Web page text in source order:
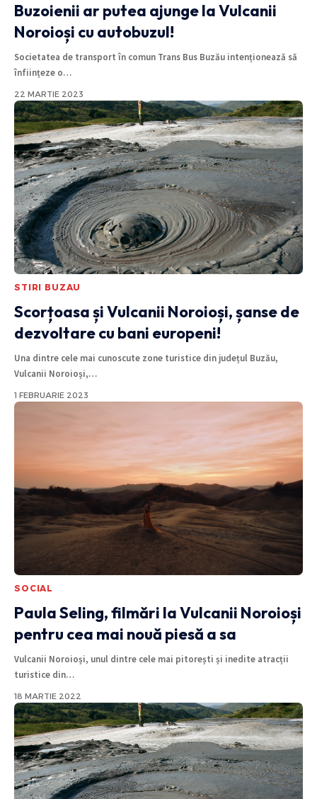
Buzoienii ar putea ajunge la Vulcanii
Noroioși cu autobuzul!
Societatea de transport în comun Trans Bus Buzău intenționează să
înființeze o…
22 MARTIE 2023
STIRI BUZAU
Scorțoasa și Vulcanii Noroioși, șanse de
dezvoltare cu bani europeni!
Una dintre cele mai cunoscute zone turistice din județul Buzău,
Vulcanii Noroioși,…
1 FEBRUARIE 2023
SOCIAL
Paula Seling, filmări la Vulcanii Noroioși
pentru cea mai nouă piesă a sa
Vulcanii Noroioși, unul dintre cele mai pitorești și inedite atracții
turistice din…
18 MARTIE 2022